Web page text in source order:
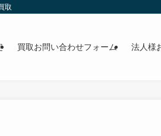
取
買取お問い合わせフォーム 法人様